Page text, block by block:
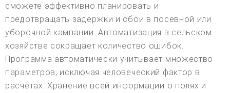
сможете эффективно планировать и
предотвращать задержки и сбои в посевной или
уборочной кампании. Автоматизация в сельском
хозяйстве сокращает количество ошибок.
Программа автоматически учитывает множество
параметров, исключая человеческий фактор в
расчетах. Хранение всей информации о полях и